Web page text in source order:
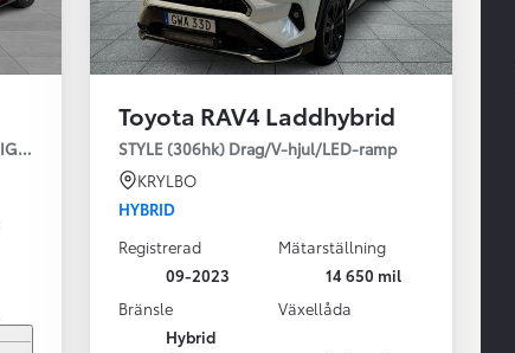
EVO / OMG LEV! MOMSBIL!
Toyota RAV4 Laddhybrid
STYLE (306hk) Drag/V-hjul/LED-ramp
KRYLBO
HYBRID
Registrerad
09-2023
Mätarställning
14 650 mil
Bränsle
Hybrid
Växellåda